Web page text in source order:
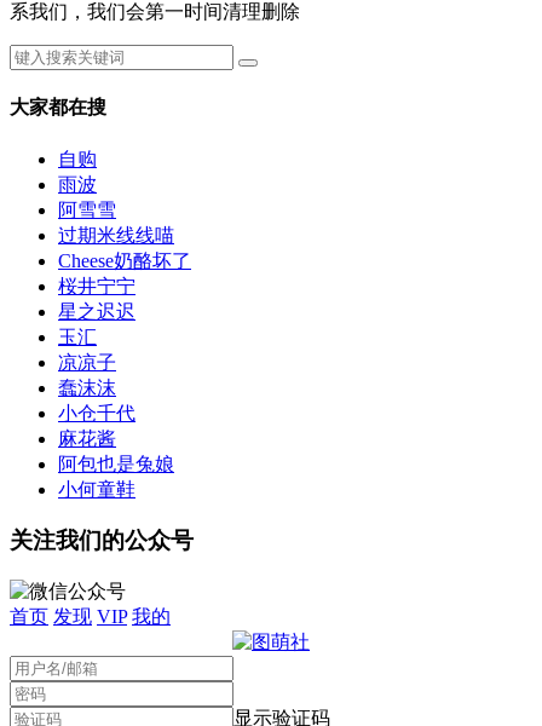
系我们，我们会第一时间清理删除
大家都在搜
自购
雨波
阿雪雪
过期米线线喵
Cheese奶酪坏了
桜井宁宁
星之迟迟
玉汇
凉凉子
蠢沫沫
小仓千代
麻花酱
阿包也是兔娘
小何童鞋
关注我们的公众号
首页 发现 VIP 我的
显示验证码